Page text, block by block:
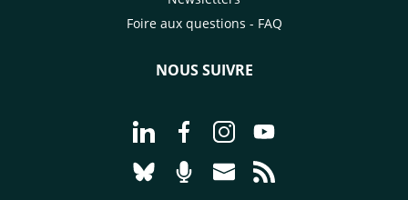
Foire aux questions - FAQ
NOUS SUIVRE
Aller à la page Nous suivre sur
Aller à la page Nous suivre sur
Aller à la page Nous
Aller à la page
Aller à la page Nous suivre sur
Aller à la page Nourrir le
Aller à la page Nous